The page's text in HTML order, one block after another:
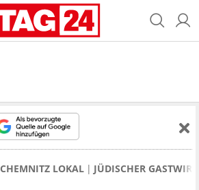
CHEMNITZ LOKAL JÜDISCHER